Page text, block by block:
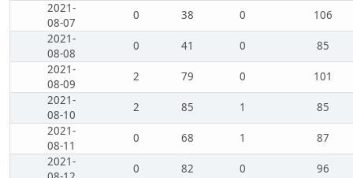
2021-
08-07
0 38 0
106
2021-
08-08
0 41 0
85
2021-
08-09
2 79 0
101
2021-
08-10
2 85 1
85
2021-
08-11
0 68 1
87
2021-
0 82 0 96